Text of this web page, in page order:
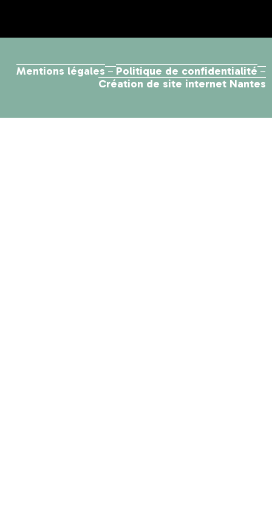
Mentions légales – Politique de confidentialité –
Création de site internet Nantes